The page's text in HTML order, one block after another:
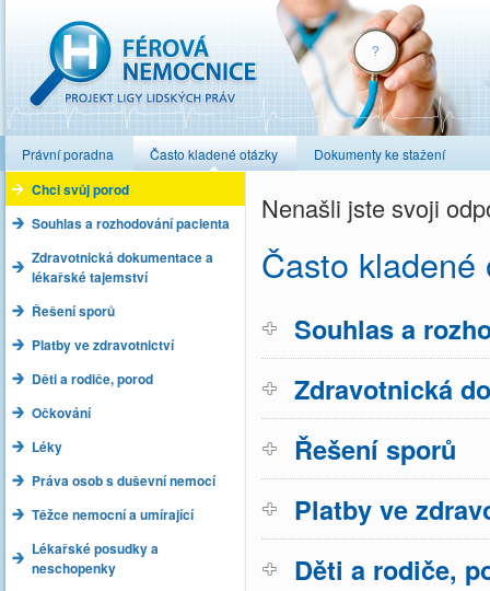
Právní poradna Často kladené otázky Dokumenty ke stažení
Chci svůj porod
Souhlas a rozhodování pacienta
Zdravotnická dokumentace a
lékařské tajemství
Řešení sporů
Platby ve zdravotnictví
Děti a rodiče, porod
Očkování
Léky
Práva osob s duševní nemocí
Těžce nemocní a umírající
Lékařské posudky a
neschopenky
Nenašli jste svoji
Často kladené
Souhlas a
Zdravotnická
Řešení sporů
Platby ve
Děti a rodiče,